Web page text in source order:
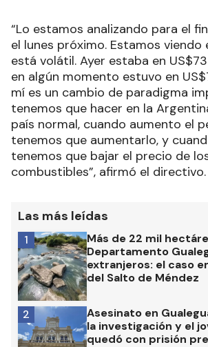
“Lo estamos analizando para el
el lunes próximo. Estamos viendo
está volátil. Ayer estaba en
en algún momento estuvo en
mí es un cambio de paradigma
tenemos que hacer en la
país normal, cuando aumento el
tenemos que aumentarlo, y
tenemos que bajar el precio de
combustibles”, afirmó el directivo.
Las más leídas
Más de 22 mil
Departamento
extranjeros: el caso
del Salto de Méndez
1
Asesinato en
la investigación y el
quedó con prisión
2